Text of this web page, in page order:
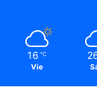
16 ℃
Vie